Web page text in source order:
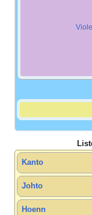
Kanto
Johto
Hoenn